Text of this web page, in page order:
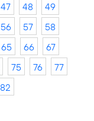
47 48
49
56 57
58
65 66
67
75 76
77
82